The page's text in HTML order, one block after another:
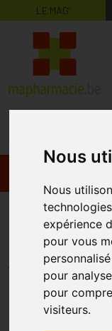
Nous
Nous
expérience
pour vous
pour
pour
visiteurs.
LE MAG’
Cystus
Pastilles
DR PANDALIS